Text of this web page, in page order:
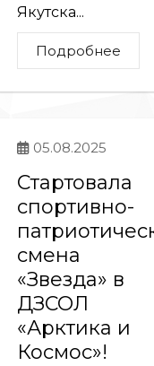
Якутска...
Подробнее
05.08.2025
Стартовала
спортивно-
смена
«Звезда» в
ДЗСОЛ
«Арктика и
Космос»!